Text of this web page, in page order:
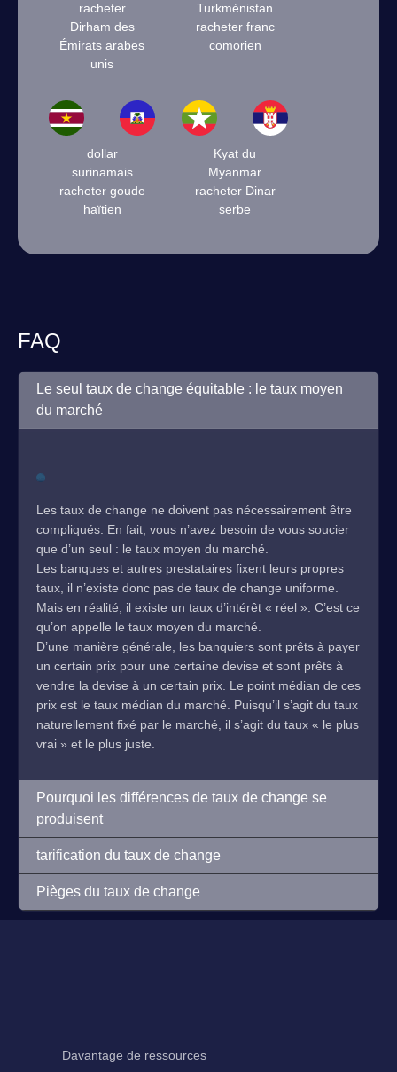
racheter
Dirham des
Émirats arabes
unis
Turkménistan
racheter franc
comorien
dollar
surinamais
racheter goude
haïtien
Kyat du
Myanmar
racheter Dinar
serbe
FAQ
Le seul taux de change équitable : le taux moyen
du marché
Les taux de change ne doivent pas nécessairement être
compliqués. En fait, vous n’avez besoin de vous soucier
que d’un seul : le taux moyen du marché.
Les banques et autres prestataires fixent leurs propres
taux, il n’existe donc pas de taux de change uniforme.
Mais en réalité, il existe un taux d’intérêt « réel ». C’est ce
qu’on appelle le taux moyen du marché.
D’une manière générale, les banquiers sont prêts à payer
un certain prix pour une certaine devise et sont prêts à
vendre la devise à un certain prix. Le point médian de ces
prix est le taux médian du marché. Puisqu’il s’agit du taux
naturellement fixé par le marché, il s’agit du taux « le plus
vrai » et le plus juste.
Pourquoi les différences de taux de change se
produisent
tarification du taux de change
Pièges du taux de change
Davantage de ressources